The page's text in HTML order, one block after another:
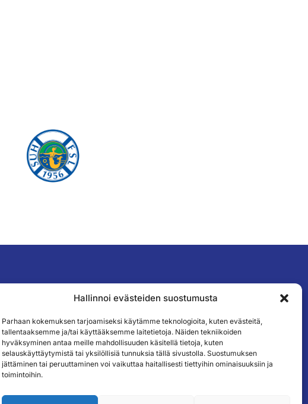
Hallinnoi evästeiden suostumusta
Parhaan kokemuksen tarjoamiseksi käytämme teknologioita, kuten evästeitä,
tallentaaksemme ja/tai käyttääksemme laitetietoja. Näiden tekniikoiden
hyväksyminen antaa meille mahdollisuuden käsitellä tietoja, kuten
selauskäyttäytymistä tai yksilöllisiä tunnuksia tällä sivustolla. Suostumuksen
jättäminen tai peruuttaminen voi vaikuttaa haitallisesti tiettyihin ominaisuuksiin ja
toimintoihin.
TILAA UUTISKIRJEEMME